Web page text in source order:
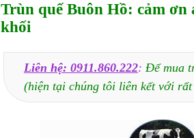
Trùn quế Buôn Hồ: cảm
khối
Liên hệ: 0911.860.222: Để mua
(hiện tại chúng tôi liên kết với